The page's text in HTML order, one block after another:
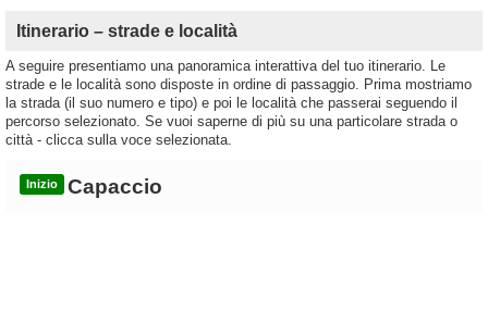
Itinerario – strade e località
A seguire presentiamo una panoramica interattiva del tuo itinerario. Le
strade e le località sono disposte in ordine di passaggio. Prima mostriamo
la strada (il suo numero e tipo) e poi le località che passerai seguendo il
percorso selezionato. Se vuoi saperne di più su una particolare strada o
città - clicca sulla voce selezionata.
Inizio Capaccio